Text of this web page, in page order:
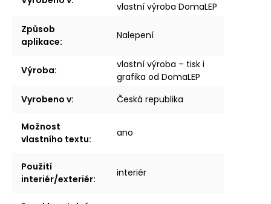
vlastní výroba DomaLEP
Způsob
aplikace:
Nalepení
Výroba:
vlastní výroba – tisk i
grafika od DomaLEP
Vyrobeno v: Česká republika
Možnost
vlastního textu:
ano
Použití
interiér/exteriér:
interiér